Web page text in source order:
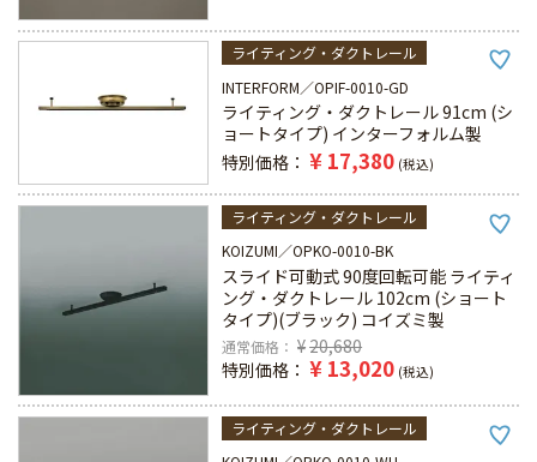
ライティング・ダクトレール
INTERFORM
OPIF-0010-GD
ライティング・ダクトレール 91cm (シ
ョートタイプ) インターフォルム製
特別価格
¥ 17,380 税込
ライティング・ダクトレール
KOIZUMI
OPKO-0010-BK
スライド可動式 90度回転可能 ライティ
ング・ダクトレール 102cm (ショート
タイプ)(ブラック) コイズミ製
通常価格 ¥20,680
特別価格
¥ 13,020 税込
ライティング・ダクトレール